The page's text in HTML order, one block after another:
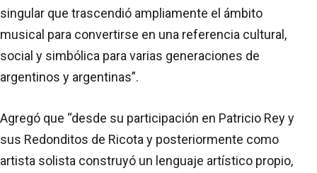
singular que trascendió ampliamente el ámbito
musical para convertirse en una referencia cultural,
social y simbólica para varias generaciones de
argentinos y argentinas”.
Agregó que “desde su participación en Patricio Rey y
sus Redonditos de Ricota y posteriormente como
artista solista construyó un lenguaje artístico propio,